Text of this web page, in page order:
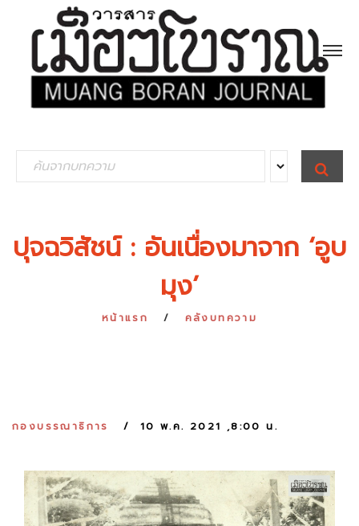
e
c
S
E
A
ปุจฉวิสัชน์ : อันเนื่องมาจาก ‘อูบ
มุง’
หน้าแรก คลังบทความ
กองบรรณาธิการ 10 พ.ค. 2021 ,8:00 น.